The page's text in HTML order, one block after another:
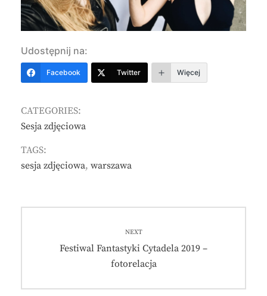
Udostępnij na:
Facebook Twitter Więcej
CATEGORIES:
Sesja zdjęciowa
TAGS:
sesja zdjęciowa, warszawa
Nawigacja
NEXT
Next
Festiwal Fantastyki Cytadela 2019 –
fotorelacja